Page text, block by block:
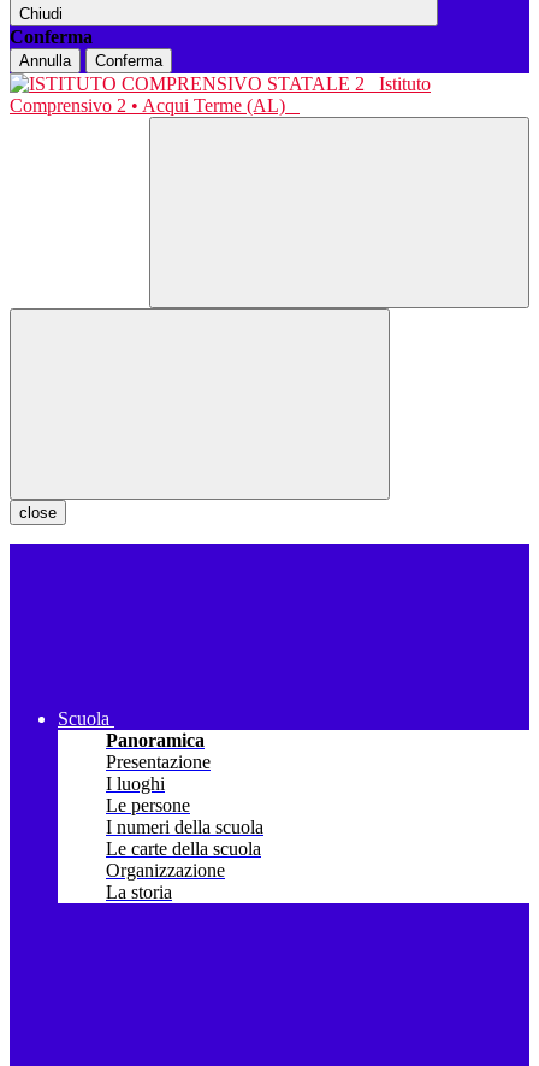
Chiudi
Conferma
Annulla Conferma
Istituto
Comprensivo 2 • Acqui Terme (AL)
close
Scuola
Panoramica
Presentazione
I luoghi
Le persone
I numeri della scuola
Le carte della scuola
Organizzazione
La storia